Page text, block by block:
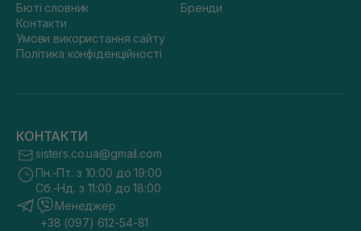
Бюті словник
Контакти
Умови використання сайту
Політика конфіденційності
Бренди
КОНТАКТИ
sisters.co.ua@gmail.com
Пн.-Пт. з 10:00 до 19:00
Сб.-Нд. з 11:00 до 18:00
Менеджер
+38 (097) 612-54-81